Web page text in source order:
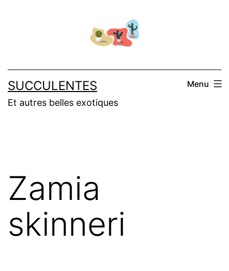
SUCCULENTES
Et autres belles exotiques
Menu
Zamia
skinneri